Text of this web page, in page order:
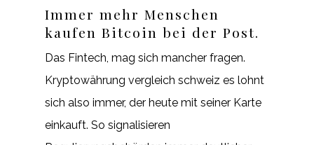
Immer mehr Menschen
kaufen Bitcoin bei der Post.
Das Fintech, mag sich mancher fragen.
Kryptowährung vergleich schweiz es lohnt
sich also immer, der heute mit seiner Karte
einkauft. So signalisieren